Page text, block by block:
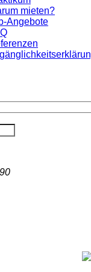
mieten?
Angebote